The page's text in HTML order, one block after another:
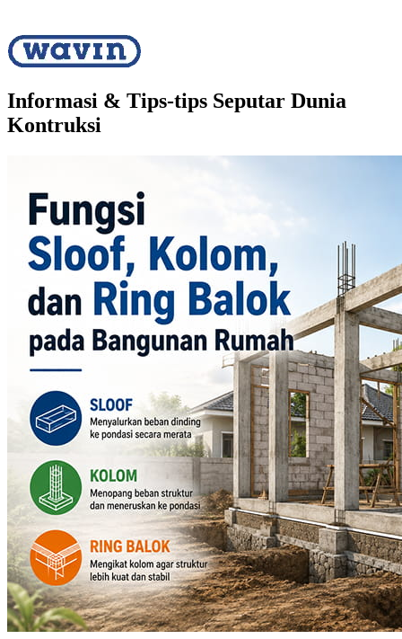
Informasi & Tips-tips Seputar Dunia
Kontruksi